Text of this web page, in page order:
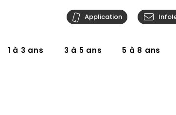
1 à 3 ans 3 à 5 ans 5 à 8 ans
Application